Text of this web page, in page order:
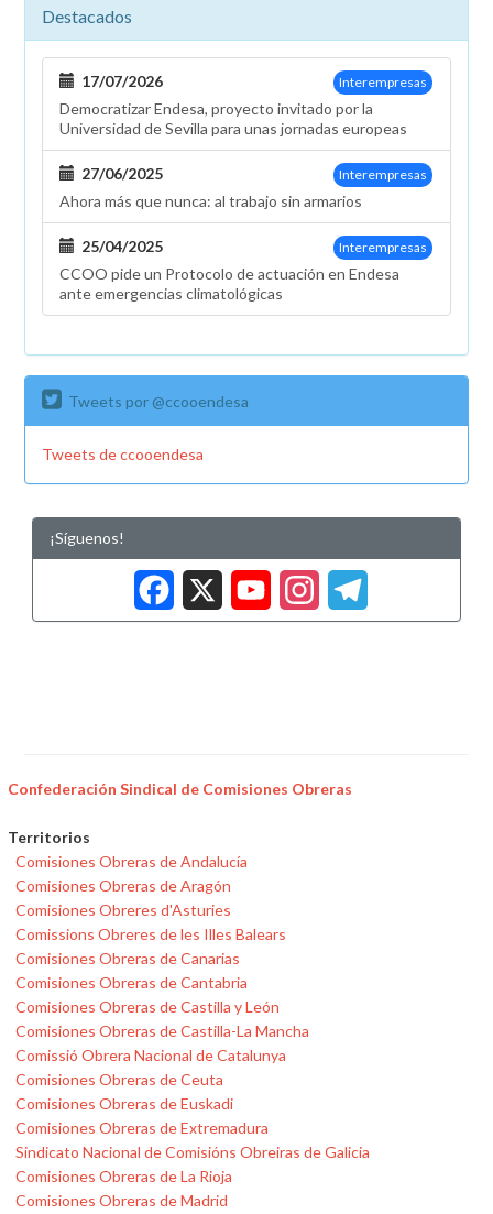
Destacados
Interempresas
17/07/2026
Democratizar Endesa, proyecto invitado por la
Universidad de Sevilla para unas jornadas europeas
Interempresas
27/06/2025
Ahora más que nunca: al trabajo sin armarios
Interempresas
25/04/2025
CCOO pide un Protocolo de actuación en Endesa
ante emergencias climatológicas
Tweets por @ccooendesa
Tweets de ccooendesa
¡Síguenos!
Facebook
X
Confederación Sindical de Comisiones Obreras
Territorios
Comisiones Obreras de Andalucía
Comisiones Obreras de Aragón
Comisiones Obreres d'Asturies
Comissions Obreres de les Illes Balears
Comisiones Obreras de Canarias
Comisiones Obreras de Cantabria
Comisiones Obreras de Castilla y León
Comisiones Obreras de Castilla-La Mancha
Comissió Obrera Nacional de Catalunya
Comisiones Obreras de Ceuta
Comisiones Obreras de Euskadi
Comisiones Obreras de Extremadura
Sindicato Nacional de Comisións Obreiras de Galicia
Comisiones Obreras de La Rioja
Comisiones Obreras de Madrid